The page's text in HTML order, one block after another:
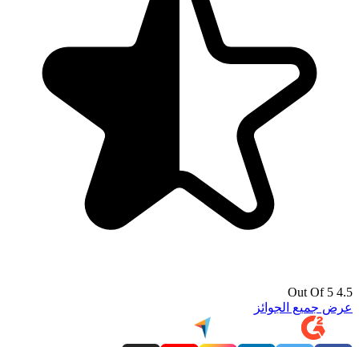
4.5 Out Of 5
عرض جميع الجوائز